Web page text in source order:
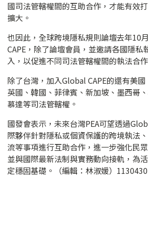
國司法管轄權間的互助合作，才能有效
擴大。
也因此，全球跨境隱私規則論壇去年10
CAPE，除了論壇會員，並邀請各國隱私
入，以促進不同司法管轄權間的執法合作
除了台灣，加入Global CAPE的還有美國
英國、韓國、菲律賓、新加坡、墨西哥
慕達等司法管轄權。
國發會表示，未來台灣PEA可望透過
際夥伴針對隱私或個資保護的跨境執法
流等事項進行互助合作，進一步強化民
並與國際最新法制與實務動向接軌，為
定穩固基礎。（編輯：林淑媛）1130430